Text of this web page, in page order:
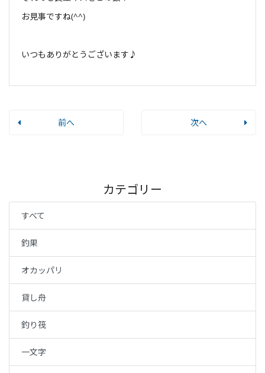
お見事ですね(^^)
いつもありがとうございます♪
前へ 次へ
カテゴリー
すべて
釣果
オカッパリ
貸し舟
釣り筏
一文字